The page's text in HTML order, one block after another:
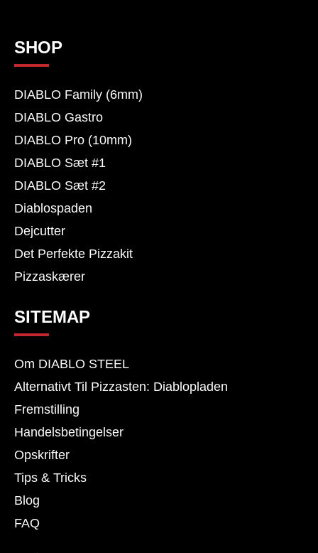
SHOP
DIABLO Family (6mm)
DIABLO Gastro
DIABLO Pro (10mm)
DIABLO Sæt #1
DIABLO Sæt #2
Diablospaden
Dejcutter
Det Perfekte Pizzakit
Pizzaskærer
SITEMAP
Om DIABLO STEEL
Alternativt Til Pizzasten: Diablopladen
Fremstilling
Handelsbetingelser
Opskrifter
Tips & Tricks
Blog
FAQ